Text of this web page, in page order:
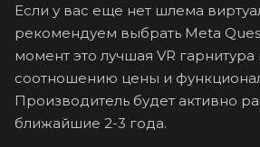
Если у вас еще нет шлема
рекомендуем выбрать Meta
момент это лучшая VR
соотношению цены и
Производитель будет активно
ближайшие 2-3 года.